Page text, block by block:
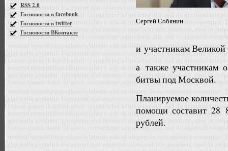
RSS 2.0
Госновости в facebook
Госновости в twitter
Госновости ВКонтакте
Сергей Собянин
и участникам
а также участникам
битвы под Москвой.
Планируемое
помощи составит 28
рублей.